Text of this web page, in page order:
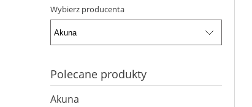
Wybierz producenta
Polecane produkty
Akuna